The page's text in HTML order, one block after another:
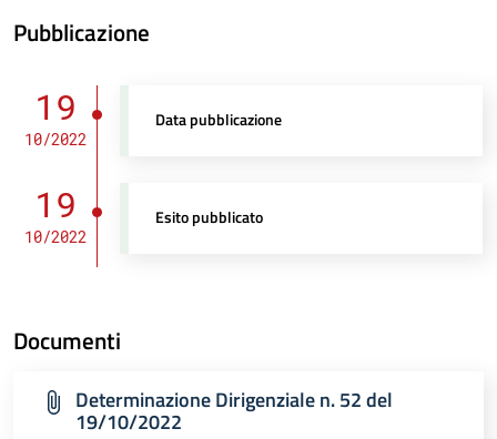
Pubblicazione
19
10/2022
Data pubblicazione
19
10/2022
Esito pubblicato
Documenti
Determinazione Dirigenziale n. 52 del
19/10/2022